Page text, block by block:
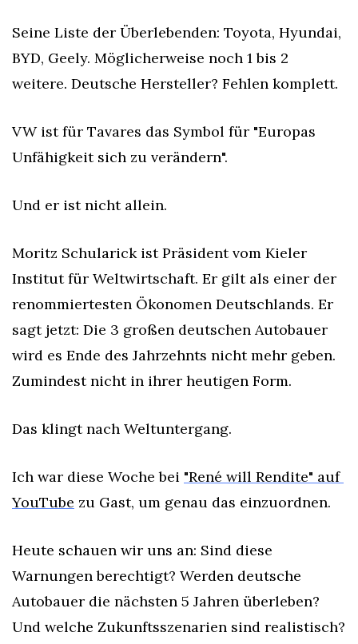
Seine Liste der Überlebenden: Toyota, Hyundai,
BYD, Geely. Möglicherweise noch 1 bis 2
weitere. Deutsche Hersteller? Fehlen komplett.
VW ist für Tavares das Symbol für "Europas
Unfähigkeit sich zu verändern".
Und er ist nicht allein.
Moritz Schularick ist Präsident vom Kieler
Institut für Weltwirtschaft. Er gilt als einer der
renommiertesten Ökonomen Deutschlands. Er
sagt jetzt: Die 3 großen deutschen Autobauer
wird es Ende des Jahrzehnts nicht mehr geben.
Zumindest nicht in ihrer heutigen Form.
Das klingt nach Weltuntergang.
Ich war diese Woche bei "René will Rendite" auf
YouTube zu Gast, um genau das einzuordnen.
Heute schauen wir uns an: Sind diese
Warnungen berechtigt? Werden deutsche
Autobauer die nächsten 5 Jahren überleben?
Und welche Zukunftsszenarien sind realistisch?